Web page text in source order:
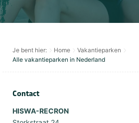
Je bent hier: Home
Vakantieparken
Alle vakantieparken in Nederland
Contact
HISWA-RECRON